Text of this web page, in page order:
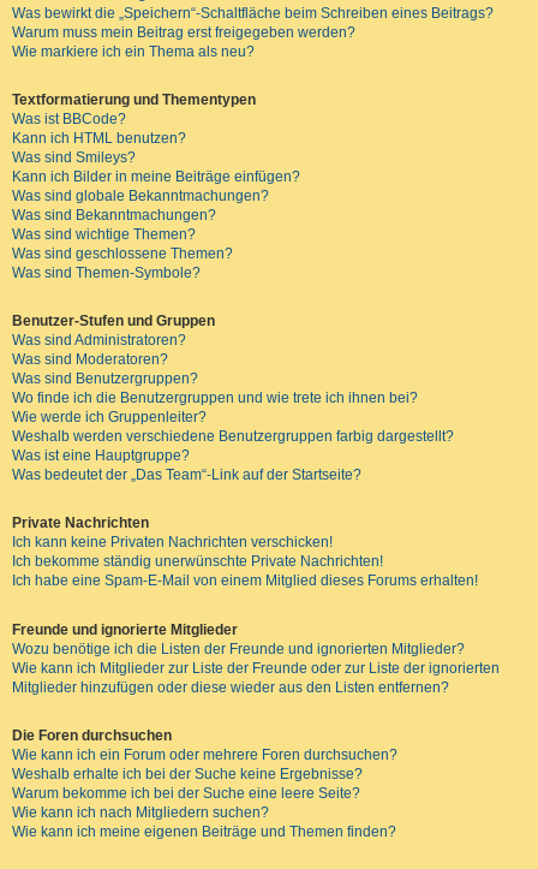
Was bewirkt die „Speichern“-Schaltfläche beim Schreiben eines Beitrags?
Warum muss mein Beitrag erst freigegeben werden?
Wie markiere ich ein Thema als neu?
Textformatierung und Thementypen
Was ist BBCode?
Kann ich HTML benutzen?
Was sind Smileys?
Kann ich Bilder in meine Beiträge einfügen?
Was sind globale Bekanntmachungen?
Was sind Bekanntmachungen?
Was sind wichtige Themen?
Was sind geschlossene Themen?
Was sind Themen-Symbole?
Benutzer-Stufen und Gruppen
Was sind Administratoren?
Was sind Moderatoren?
Was sind Benutzergruppen?
Wo finde ich die Benutzergruppen und wie trete ich ihnen bei?
Wie werde ich Gruppenleiter?
Weshalb werden verschiedene Benutzergruppen farbig dargestellt?
Was ist eine Hauptgruppe?
Was bedeutet der „Das Team“-Link auf der Startseite?
Private Nachrichten
Ich kann keine Privaten Nachrichten verschicken!
Ich bekomme ständig unerwünschte Private Nachrichten!
Ich habe eine Spam-E-Mail von einem Mitglied dieses Forums erhalten!
Freunde und ignorierte Mitglieder
Wozu benötige ich die Listen der Freunde und ignorierten Mitglieder?
Wie kann ich Mitglieder zur Liste der Freunde oder zur Liste der ignorierten
Mitglieder hinzufügen oder diese wieder aus den Listen entfernen?
Die Foren durchsuchen
Wie kann ich ein Forum oder mehrere Foren durchsuchen?
Weshalb erhalte ich bei der Suche keine Ergebnisse?
Warum bekomme ich bei der Suche eine leere Seite?
Wie kann ich nach Mitgliedern suchen?
Wie kann ich meine eigenen Beiträge und Themen finden?